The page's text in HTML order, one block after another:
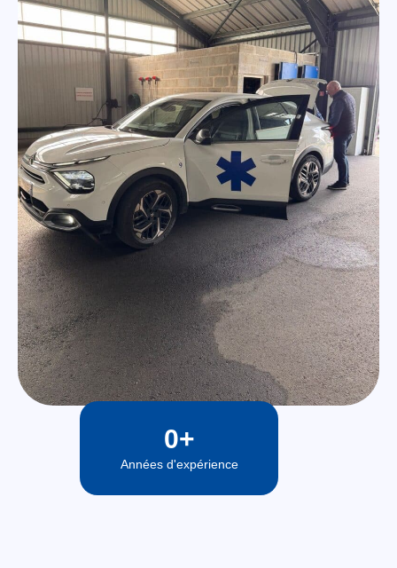
Années d'expérience
0+